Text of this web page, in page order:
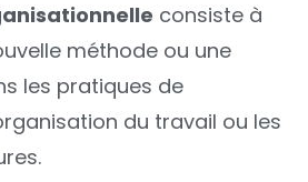
consiste à
méthode ou une
les pratiques de
du travail ou les